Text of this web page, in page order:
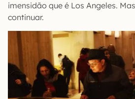
imensidão que é Los Angeles.
continuar.